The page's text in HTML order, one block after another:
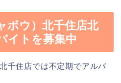
ボウ）北千住店北
イトを募集中
千住店では不定期でアルバ